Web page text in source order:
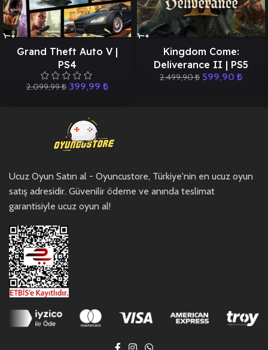
Grand Theft Auto V |
PS4
2.099,99₺ 399,99 ₺
Kingdom Come:
Deliverance II | PS5
2.499,90₺ 599,90 ₺
Ucuz Oyun Satın al - Oyuncustore, Türkiye'nin en ucuz oyun
satış adresidir. Güvenilir ödeme ve anında teslimat
garantisiyle ucuz oyun al!